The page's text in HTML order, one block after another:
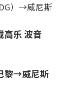
）→威尼斯
乐 波音
黎→威尼斯